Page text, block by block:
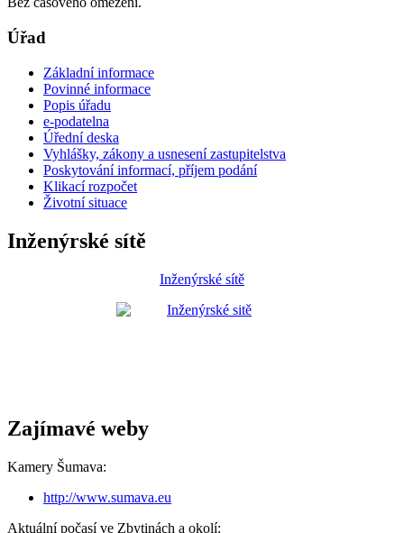
Úřad
Základní informace
Povinné informace
Popis úřadu
e-podatelna
Úřední deska
Vyhlášky, zákony a usnesení zastupitelstva
Poskytování informací, příjem podání
Klikací rozpočet
Životní situace
Inženýrské sítě
Inženýrské sítě
Zajímavé weby
Kamery Šumava:
http://www.sumava.eu
Aktuální počasí ve Zbytinách a okolí: